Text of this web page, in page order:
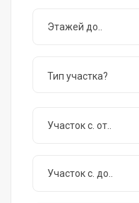
Тип участка?